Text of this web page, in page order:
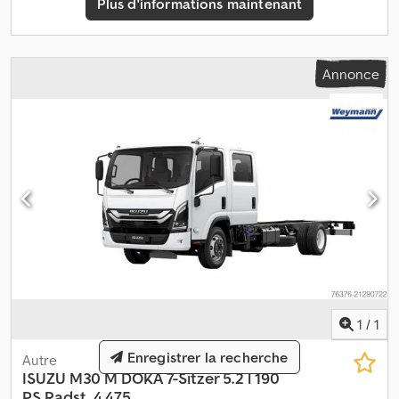
Empattement 2,80 m Pneus 40 % ABS Prix net export 7 500,00
euros Toutes informations sous réserve d'erreur/à vérifier
Annonce
1 / 1
Autre
ISUZU M30 M DOKA 7-Sitzer 5.2 l 190
Enregistrer la recherche